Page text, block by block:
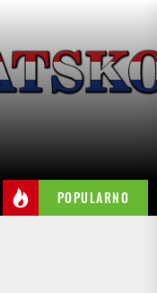
POPULARNO